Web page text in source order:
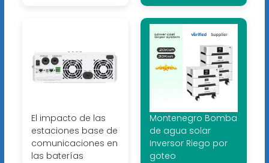
El impacto de las
estaciones base de
comunicaciones en
las baterías
Montenegro Bomba
de agua solar
Inversor Riego por
goteo